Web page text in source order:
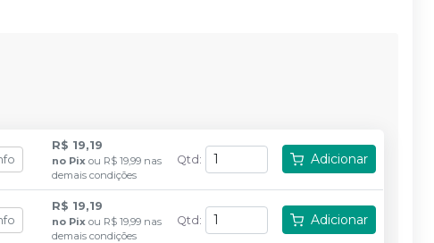
R$ 19,19
no Pix ou R$ 19,99 nas
demais condições
Qtd : Adicionar
R$ 19,19
no Pix ou R$ 19,99 nas
demais condições
Qtd : Adicionar